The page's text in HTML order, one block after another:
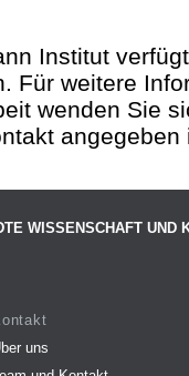
Institut
Für weitere
wenden Sie
WISSENSCHAFT UND
uns